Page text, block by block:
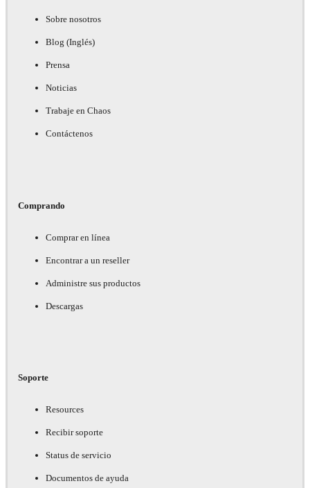
Sobre nosotros
Blog (Inglés)
Prensa
Noticias
Trabaje en Chaos
Contáctenos
Comprando
Comprar en línea
Encontrar a un reseller
Administre sus productos
Descargas
Soporte
Resources
Recibir soporte
Status de servicio
Documentos de ayuda